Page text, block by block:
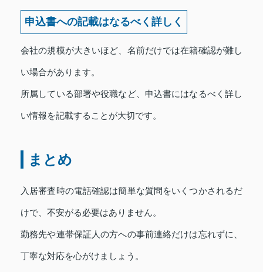
申込書への記載はなるべく詳しく
会社の規模が大きいほど、名前だけでは在籍確認が難し
い場合があります。
所属している部署や役職など、申込書にはなるべく詳し
い情報を記載することが大切です。
まとめ
入居審査時の電話確認は簡単な質問をいくつかされるだ
けで、不安がる必要はありません。
勤務先や連帯保証人の方への事前連絡だけは忘れずに、
丁寧な対応を心がけましょう。